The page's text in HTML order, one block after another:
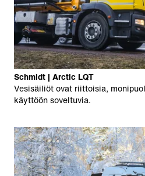
Schmidt | Arctic LQT
Vesisäiliöt ovat riittoisia,
käyttöön soveltuvia.